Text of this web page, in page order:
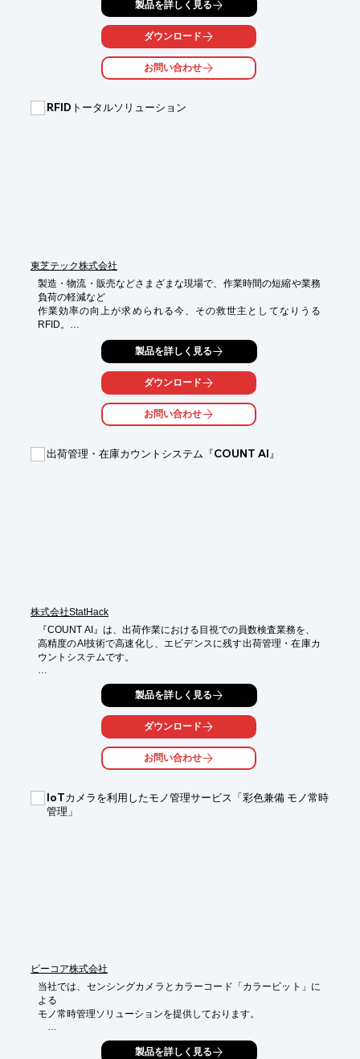
また、貴社の現場に合わせたカスタマイズも承ります。
ご要望の際はお気軽にお問い合わせください。
■WEBブラウザで表示、インストール不要
■タブレットでも大画面TVでも利用可能
■インターネットで外出先から接続も可能
製品を詳しく見る
ダウンロード
お問い合わせ
RFIDトータルソリューション
東芝テック株式会社
製造・物流・販売などさまざまな現場で、作業時間の短縮や業務
負荷の軽減など
作業効率の向上が求められる今、その救世主としてなりうる
RFID。
当社では、RFID導入の豊富な経験とノウハウをベースに、東芝テ
ックならではの
ハード・ソフト・タグの「三位一体」による高効率ソリューショ
ンをご提案します。
また、導入後も全国各地の保守サービス拠点によるメンテナンス
サービスをはじめ、
製品を詳しく見る
ダウンロード
お問い合わせ
出荷管理・在庫カウントシステム『COUNT AI』
株式会社StatHack
『COUNT AI』は、出荷作業における目視での員数検査業務を、
高精度のAI技術で高速化し、エビデンスに残す出荷管理・在庫カ
ウントシステムです。
製造業での員数検査に、「時間がかかる」「人的ミスが起こる」
「人手不足」といった課題を抱えていませんか？
本システムなら、スマホで写真を撮るだけでAIが自動でカウント
してくれます。
また、今の業務フローを変える必要もありません。
・鉄筋やパイプなど、個別の製造業に特化したAIにより、
業界トップクラスの高い精度で検査可能
製品を詳しく見る
ダウンロード
お問い合わせ
IoTカメラを利用したモノ管理サービス「彩色兼備 モノ常時
管理」
ビーコア株式会社
当社では、センシングカメラとカラーコード「カラービット」に
よる
モノ常時管理ソリューションを提供しております。
１．モノの場所・移動を管理画面でリアルタイムにチェックでき
製品を詳しく見る